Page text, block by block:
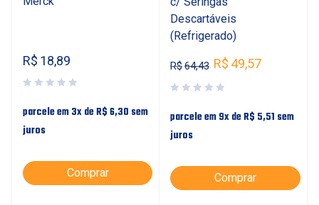
R$ 18,89
parcele em 3x deR$6,30 sem
juros
Comprar
Descartáveis
(Refrigerado)
R$64,43 R$ 49,57
parcele em 9x deR$ 5,51 sem
juros
Comprar